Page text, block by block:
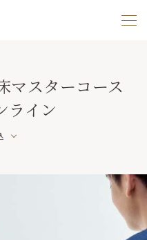
マスターコース
ライン